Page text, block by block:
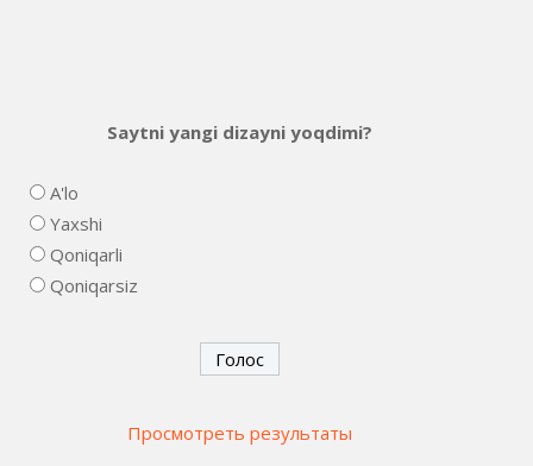
Saytni yangi dizayni yoqdimi?
A'lo
Yaxshi
Qoniqarli
Qoniqarsiz
Просмотреть результаты